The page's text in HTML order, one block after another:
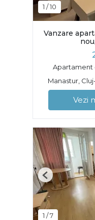
1 /10
Vanzare
Apartament
Manastur,
Vezi
1 /7
Previous